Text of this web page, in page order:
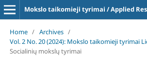
Mokslo taikomieji tyrimai / Applied
Home / Archives /
Vol. 2 No. 20 (2024): Mokslo taikomieji tyrimai
Socialinių mokslų tyrimai